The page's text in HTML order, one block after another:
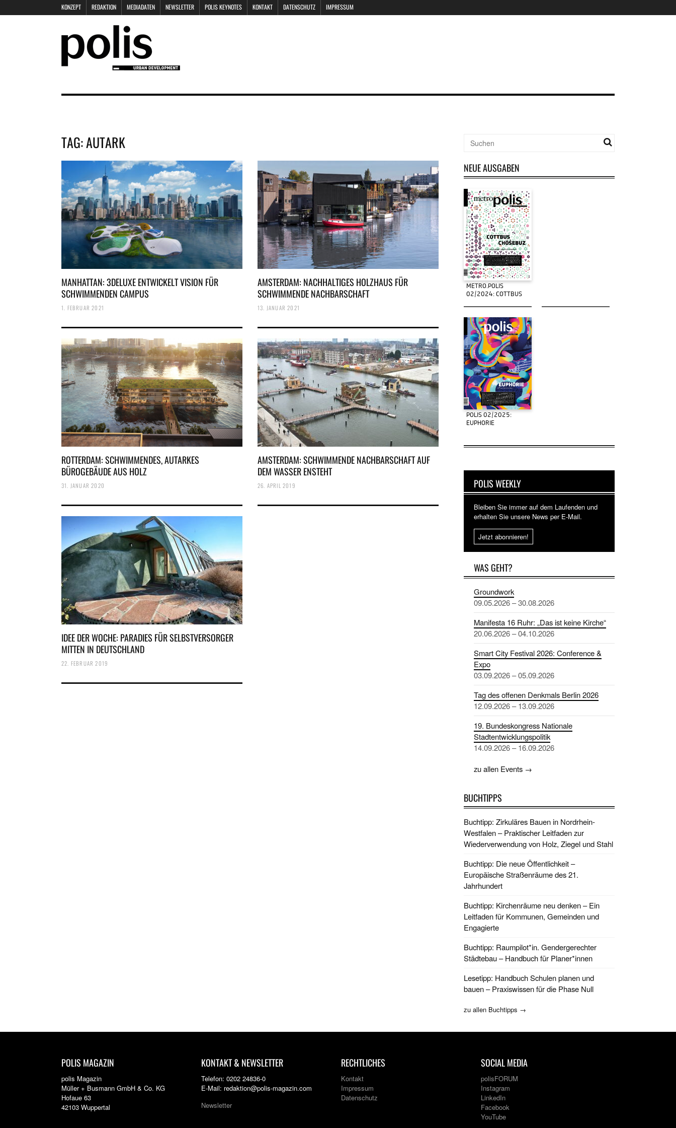
KONZEPT REDAKTION MEDIADATEN NEWSLETTER POLIS KEYNOTES KONTAKT DATENSCHUTZ IMPRESSUM
TAG:AUTARK
MANHATTAN: 3DELUXE ENTWICKELT VISION FÜR
SCHWIMMENDEN CAMPUS
1. FEBRUAR 2021
AMSTERDAM: NACHHALTIGES HOLZHAUS FÜR
SCHWIMMENDE NACHBARSCHAFT
13. JANUAR 2021
ROTTERDAM: SCHWIMMENDES, AUTARKES
BÜROGEBÄUDE AUS HOLZ
31. JANUAR 2020
AMSTERDAM: SCHWIMMENDE NACHBARSCHAFT AUF
DEM WASSER ENSTEHT
26. APRIL 2019
IDEE DER WOCHE: PARADIES FÜR SELBSTVERSORGER
MITTEN IN DEUTSCHLAND
22. FEBRUAR 2019
NEUE AUSGABEN
METRO.POLIS
02/2024: COTTBUS
POLIS 02/2025:
EUPHORIE
POLIS WEEKLY
Bleiben Sie immer auf dem Laufenden und
erhalten Sie unsere News per E-Mail.
Jetzt abonnieren!
WAS GEHT?
Groundwork
09.05.2026 – 30.08.2026
Manifesta 16 Ruhr: „Das ist keine Kirche“
20.06.2026 – 04.10.2026
Smart City Festival 2026: Conference &
Expo
03.09.2026 – 05.09.2026
Tag des offenen Denkmals Berlin 2026
12.09.2026 – 13.09.2026
19. Bundeskongress Nationale
Stadtentwicklungspolitik
14.09.2026 – 16.09.2026
zu allen Events →
BUCHTIPPS
Buchtipp: Zirkuläres Bauen in Nordrhein-
Westfalen – Praktischer Leitfaden zur
Wiederverwendung von Holz, Ziegel und Stahl
Buchtipp: Die neue Öffentlichkeit –
Europäische Straßenräume des 21.
Jahrhundert
Buchtipp: Kirchenräume neu denken – Ein
Leitfaden für Kommunen, Gemeinden und
Engagierte
Buchtipp: Raumpilot*in. Gendergerechter
Städtebau – Handbuch für Planer*innen
Lesetipp: Handbuch Schulen planen und
bauen – Praxiswissen für die Phase Null
zu allen Buchtipps →
POLIS MAGAZIN
polis Magazin
Müller + Busmann GmbH & Co. KG
Hofaue 63
42103 Wuppertal
KONTAKT & NEWSLETTER
Telefon: 0202 24836-0
E-Mail: redaktion@polis-magazin.com
Newsletter
RECHTLICHES
Kontakt
Impressum
Datenschutz
SOCIAL MEDIA
polisFORUM
Instagram
LinkedIn
Facebook
YouTube